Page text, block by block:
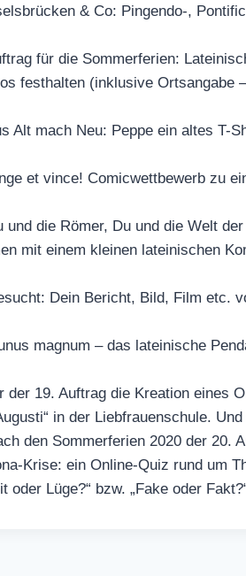
& Co: Pingendo-,
für die Sommerferien:
festhalten (inklusive Ortsangabe
Alt mach Neu: Peppe ein altes T-
et vince! Comicwettbewerb zu
und die Römer, Du und die Welt
mit einem kleinen lateinischen
Dein Bericht, Bild, Film etc.
magnum – das lateinische
der 19. Auftrag die Kreation eines
in der Liebfrauenschule.
den Sommerferien 2020 der 20.
Krise: ein Online-Quiz rund um
oder Lüge?“ bzw. „Fake oder